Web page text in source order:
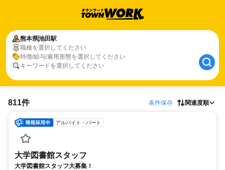
熊本県池田駅
職種を選択してください
特徴/給与/雇用形態を選択してください
キーワードを選択してください
811件 条件保存 関連度順
アルバイト・パート
大学図書館スタッフ
大学図書館スタッフ大募集！